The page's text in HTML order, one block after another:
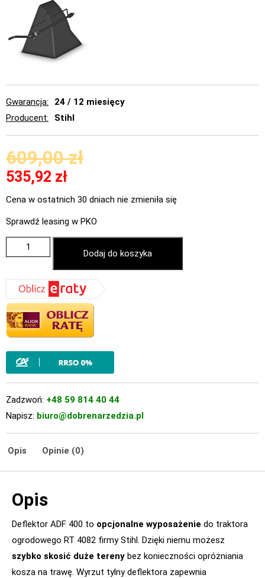
Gwarancja
24 / 12 miesięcy
Producent
Stihl
609,00zł
535,92 zł
Cena w ostatnich 30 dniach nie zmieniła się
Sprawdź leasing w PKO
Dodaj do koszyka
Zadzwoń: +48 59 814 40 44
Napisz: biuro@dobrenarzedzia.pl
Opis Opinie (0)
Opis
Deflektor ADF 400 to opcjonalne wyposażenie do traktora
ogrodowego RT 4082 firmy Stihl. Dzięki niemu możesz
szybko skosić duże tereny bez konieczności opróżniania
kosza na trawę. Wyrzut tylny deflektora zapewnia